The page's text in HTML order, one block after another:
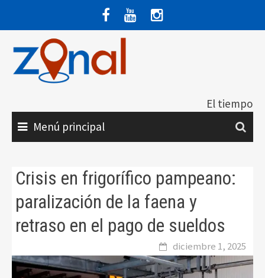
contenido
El tiempo
Menú principal
Crisis en frigorífico pampeano:
paralización de la faena y
retraso en el pago de sueldos
diciembre 1, 2025